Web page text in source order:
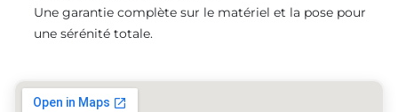
Une garantie complète sur le matériel et la pose pour
une sérénité totale.